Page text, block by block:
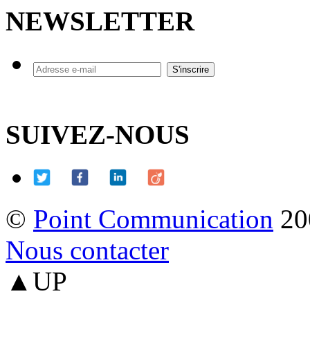
NEWSLETTER
SUIVEZ-NOUS
© Point Communication
Nous contacter
▲UP